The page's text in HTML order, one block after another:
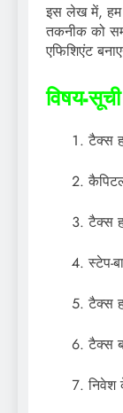
इस लेख में, हम
तकनीक को
एफिशिएंट
विषय-
टैक्स
टैक्स
स्टेप-
टैक्स
टैक्स
निवेश